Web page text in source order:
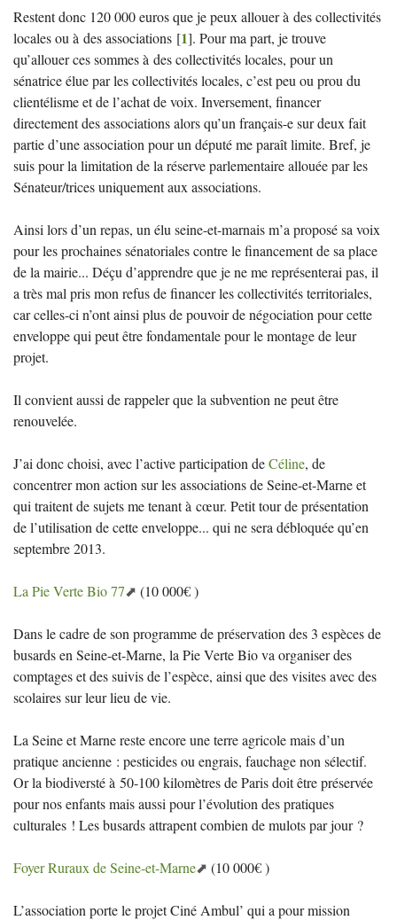
Restent donc 120 000 euros que je peux allouer à des collectivités
locales ou à des associations [1]. Pour ma part, je trouve
qu’allouer ces sommes à des collectivités locales, pour un
sénatrice élue par les collectivités locales, c’est peu ou prou du
clientélisme et de l’achat de voix. Inversement, financer
directement des associations alors qu’un français-e sur deux fait
partie d’une association pour un député me paraît limite. Bref, je
suis pour la limitation de la réserve parlementaire allouée par les
Sénateur/trices uniquement aux associations.
Ainsi lors d’un repas, un élu seine-et-marnais m’a proposé sa voix
pour les prochaines sénatoriales contre le financement de sa place
de la mairie... Déçu d’apprendre que je ne me représenterai pas, il
a très mal pris mon refus de financer les collectivités territoriales,
car celles-ci n’ont ainsi plus de pouvoir de négociation pour cette
enveloppe qui peut être fondamentale pour le montage de leur
projet.
Il convient aussi de rappeler que la subvention ne peut être
renouvelée.
J’ai donc choisi, avec l’active participation deCéline, de
concentrer mon action sur les associations de Seine-et-Marne et
qui traitent de sujets me tenant à cœur. Petit tour de présentation
de l’utilisation de cette enveloppe... qui ne sera débloquée qu’en
septembre 2013.
La Pie Verte Bio 77 (10 000€ )
Dans le cadre de son programme de préservation des 3 espèces de
busards en Seine-et-Marne, la Pie Verte Bio va organiser des
comptages et des suivis de l’espèce, ainsi que des visites avec des
scolaires sur leur lieu de vie.
La Seine et Marne reste encore une terre agricole mais d’un
pratique ancienne : pesticides ou engrais, fauchage non sélectif.
Or la biodiversté à 50-100 kilomètres de Paris doit être préservée
pour nos enfants mais aussi pour l’évolution des pratiques
culturales ! Les busards attrapent combien de mulots par jour ?
Foyer Ruraux de Seine-et-Marne (10 000€ )
L’association porte le projet Ciné Ambul’ qui a pour mission